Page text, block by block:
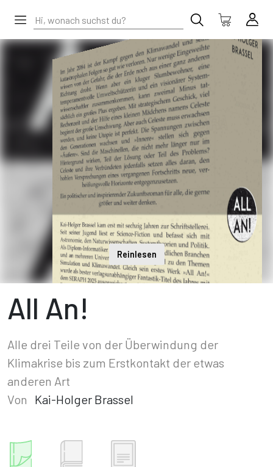
Reinlesen
All An!
Alle drei Teile von der Überwindung der
Klimakrise bis zum Erstkontakt der etwas
anderen Art
Von
Kai-Holger Brassel